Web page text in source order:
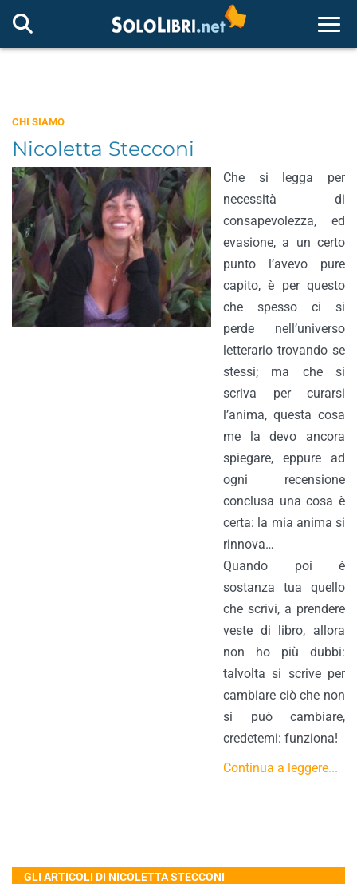
CHI SIAMO
Nicoletta Stecconi
Che si legga per
necessità di
consapevolezza, ed
evasione, a un certo
punto l’avevo pure
capito, è per questo
che spesso ci si
perde nell’universo
letterario trovando se
stessi; ma che si
scriva per curarsi
l’anima, questa cosa
me la devo ancora
spiegare, eppure ad
ogni recensione
conclusa una cosa è
certa: la mia anima si
rinnova…
Quando poi è
sostanza tua quello
che scrivi, a prendere
veste di libro, allora
non ho più dubbi:
talvolta si scrive per
cambiare ciò che non
si può cambiare,
credetemi: funziona!
Continua a leggere...
GLI ARTICOLI DI NICOLETTA STECCONI